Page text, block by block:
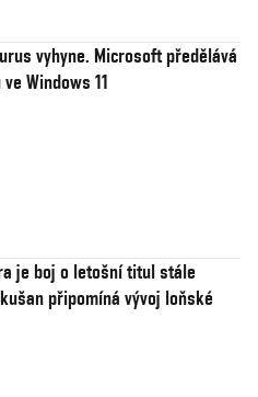
vyhyne. Microsoft předělává
Windows 11
je boj o letošní titul stále
připomíná vývoj loňské